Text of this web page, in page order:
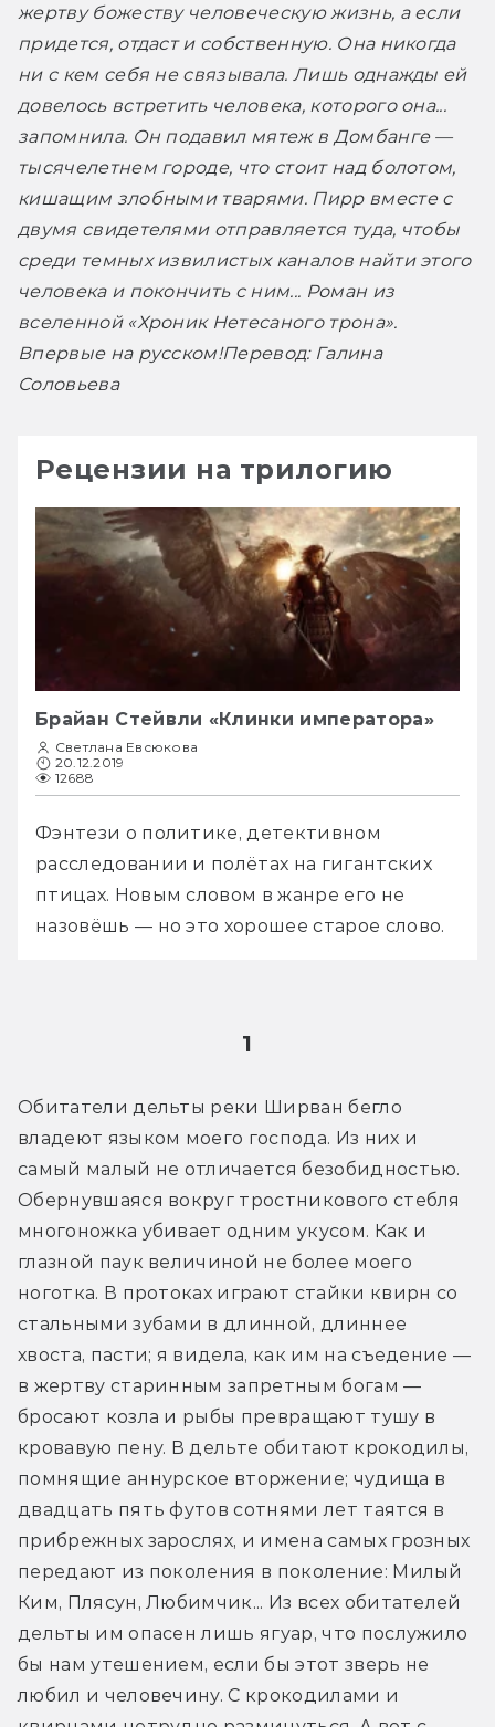
жертву божеству человеческую жизнь, а если
придется, отдаст и собственную. Она никогда
ни с кем себя не связывала. Лишь однажды ей
довелось встретить человека, которого она...
запомнила. Он подавил мятеж в Домбанге —
тысячелетнем городе, что стоит над болотом,
кишащим злобными тварями. Пирр вместе с
двумя свидетелями отправляется туда, чтобы
среди темных извилистых каналов найти этого
человека и покончить с ним... Роман из
вселенной «Хроник Нетесаного трона».
Впервые на русском!Перевод: Галина
Соловьева
Рецензии на трилогию
Брайан Стейвли «Клинки императора»
Светлана Евсюкова
20.12.2019
12688
Фэнтези о политике, детективном
расследовании и полётах на гигантских
птицах. Новым словом в жанре его не
назовёшь — но это хорошее старое слово.
1
Обитатели дельты реки Ширван бегло
владеют языком моего господа. Из них и
самый малый не отличается безобидностью.
Обернувшаяся вокруг тростникового стебля
многоножка убивает одним укусом. Как и
глазной паук величиной не более моего
ноготка. В протоках играют стайки квирн со
стальными зубами в длинной, длиннее
хвоста, пасти; я видела, как им на съедение —
в жертву старинным запретным богам —
бросают козла и рыбы превращают тушу в
кровавую пену. В дельте обитают крокодилы,
помнящие аннурское вторжение; чудища в
двадцать пять футов сотнями лет таятся в
прибрежных зарослях, и имена самых грозных
передают из поколения в поколение: Милый
Ким, Плясун, Любимчик... Из всех обитателей
дельты им опасен лишь ягуар, что послужило
бы нам утешением, если бы этот зверь не
любил и человечину. С крокодилами и